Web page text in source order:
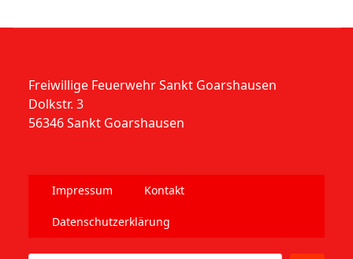
Freiwillige Feuerwehr Sankt Goarshausen
Dolkstr. 3
56346 Sankt Goarshausen
Impressum Kontakt
Datenschutzerklärung